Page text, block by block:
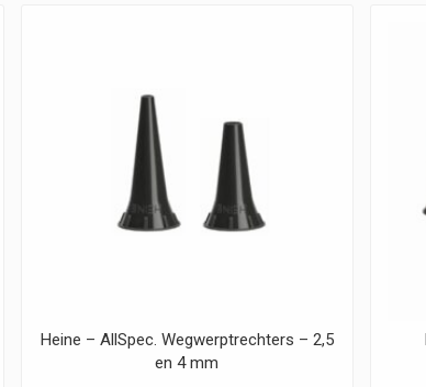
Heine – AllSpec. Wegwerptrechters – 2,5
en 4 mm